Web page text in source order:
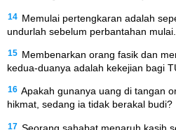
14 Memulai pertengkaran adalah
undurlah sebelum perbantahan mulai.
15 Membenarkan orang fasik dan
kedua-duanya adalah kekejian bagi
16 Apakah gunanya uang di tangan
hikmat, sedang ia tidak berakal budi?
17 Seorang sahabat menaruh kasih